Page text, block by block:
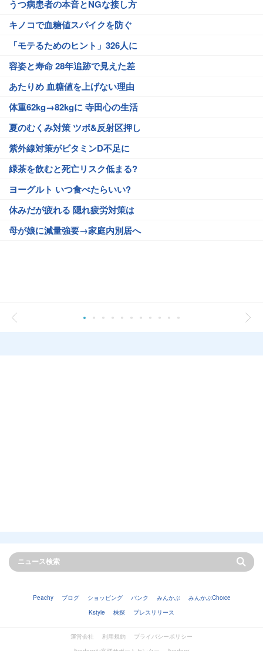
うつ病患者の本音とNGな接し方
キノコで血糖値スパイクを防ぐ
「モテるためのヒント」326人に
容姿と寿命 28年追跡で見えた差
あたりめ 血糖値を上げない理由
体重62kg→82kgに 寺田心の生活
夏のむくみ対策 ツボ&反射区押し
紫外線対策がビタミンD不足に
緑茶を飲むと死亡リスク低まる?
ヨーグルト いつ食べたらいい?
休みだが疲れる 隠れ疲労対策は
母が娘に減量強要→家庭内別居へ
Peachy ブログ ショッピング バンク みんかぶ
みんかぶChoice
Kstyle
株探 プレスリリース
運営会社 利用規約
プライバシーポリシー